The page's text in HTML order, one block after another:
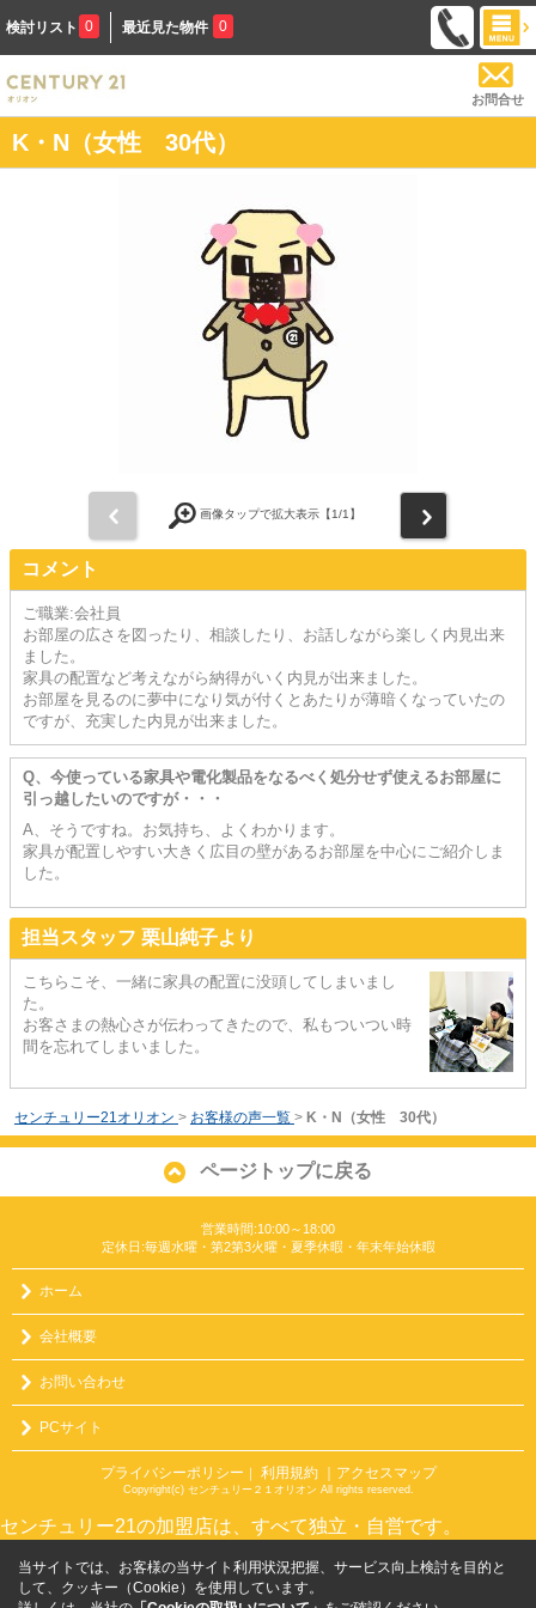
検討リスト 0 最近見た物件 0
お問合せ
K・N（女性 30代）
画像タップで拡大表示【1/1】
コメント
ご職業:会社員
お部屋の広さを図ったり、相談したり、お話しながら楽しく内見出来
ました。
家具の配置など考えながら納得がいく内見が出来ました。
お部屋を見るのに夢中になり気が付くとあたりが薄暗くなっていたの
ですが、充実した内見が出来ました。
Q、今使っている家具や電化製品をなるべく処分せず使えるお部屋に
引っ越したいのですが・・・
A、そうですね。お気持ち、よくわかります。
家具が配置しやすい大きく広目の壁があるお部屋を中心にご紹介しま
した。
担当スタッフ 栗山純子より
こちらこそ、一緒に家具の配置に没頭してしまいまし
た。
お客さまの熱心さが伝わってきたので、私もついつい時
間を忘れてしまいました。
センチュリー21オリオン > お客様の声一覧 > K・N（女性 30代）
ページトップに戻る
営業時間:10:00～18:00
定休日:毎週水曜・第2第3火曜・夏季休暇・年末年始休暇
ホーム
会社概要
お問い合わせ
PCサイト
プライバシーポリシー ｜ 利用規約 ｜アクセスマップ
Copyright(c) センチュリー２１オリオン All rights reserved.
センチュリー21の加盟店は、すべて独立・自営です。
当サイトでは、お客様の当サイト利用状況把握、サービス向上検討を目的と
して、クッキー（Cookie）を使用しています。